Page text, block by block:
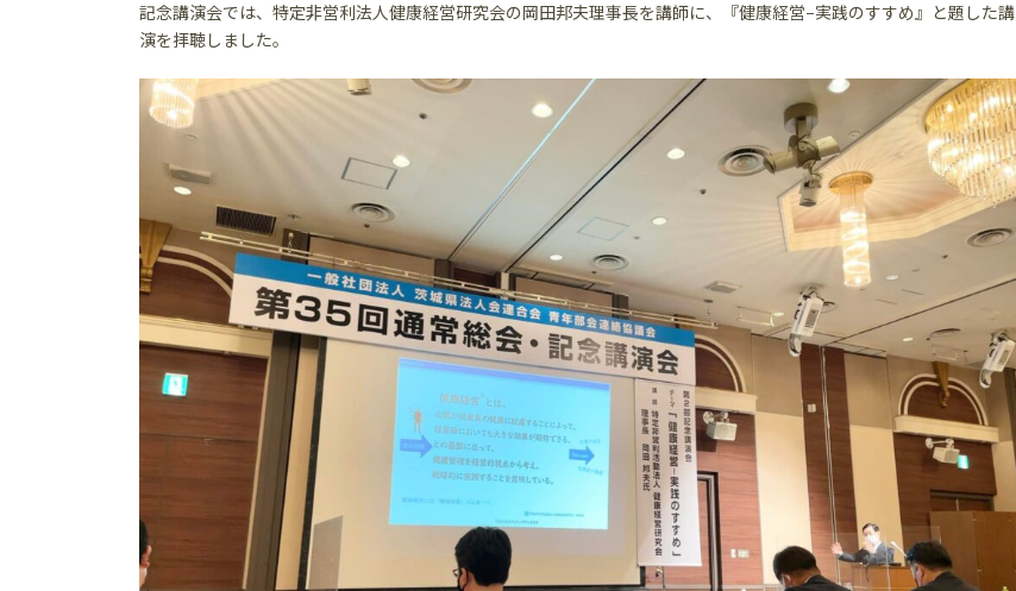
記念講演会では、特定非営利法人健康経営研究会の岡田邦夫理事長を講師に、『健康経営−実践のすすめ』と題した講
演を拝聴しました。